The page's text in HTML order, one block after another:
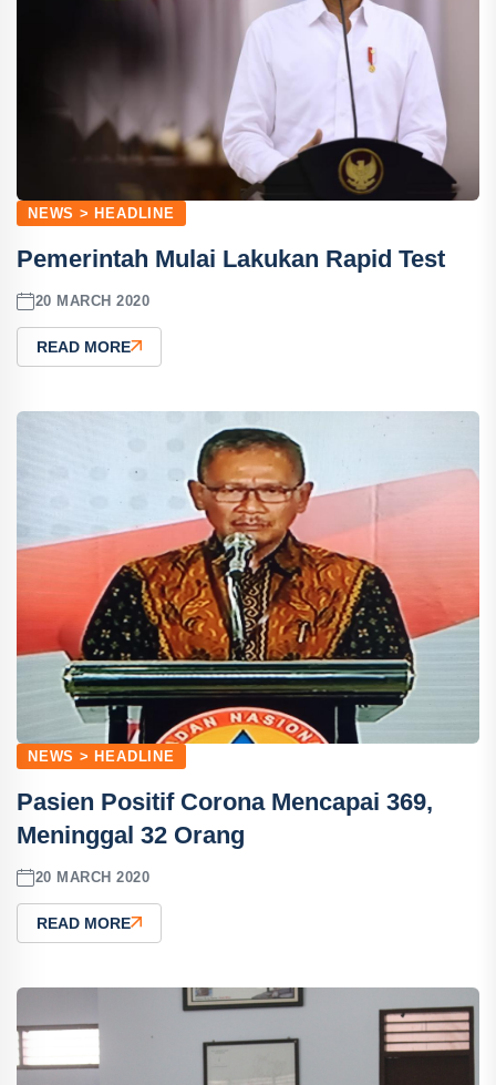
NEWS > HEADLINE
Pemerintah Mulai Lakukan Rapid Test
20 MARCH 2020
READ MORE
NEWS > HEADLINE
Pasien Positif Corona Mencapai 369,
Meninggal 32 Orang
20 MARCH 2020
READ MORE